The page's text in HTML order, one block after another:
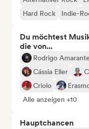
Hard Rock
Indie-
Du möchtest
die von...
Rodrigo Amarante
Cássia Eller
Criolo
Alle anzeigen +10
Hauptchancen